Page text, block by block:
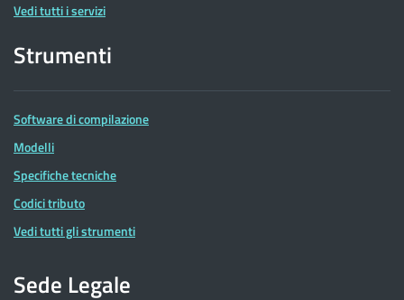
Vedi tutti i servizi
Strumenti
Software di compilazione
Modelli
Specifiche tecniche
Codici tributo
Vedi tutti gli strumenti
Sede Legale